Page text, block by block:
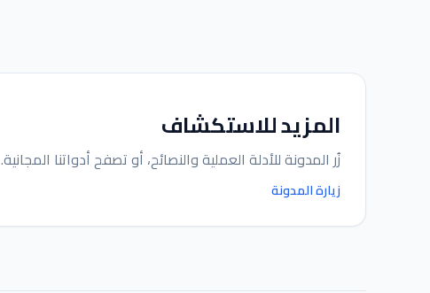
المزيد للاستكشاف
زُر المدونة للأدلة العملية والنصائح، أو تصفح أدواتنا المجانية.
زيارة المدونة